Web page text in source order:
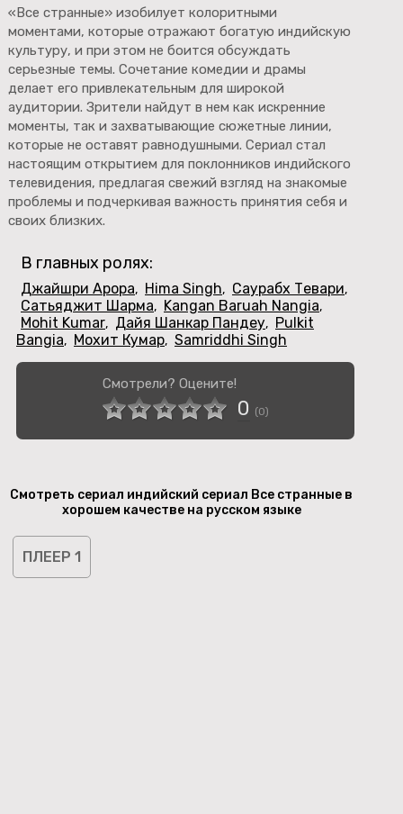
«Все странные» изобилует колоритными
моментами, которые отражают богатую индийскую
культуру, и при этом не боится обсуждать
серьезные темы. Сочетание комедии и драмы
делает его привлекательным для широкой
аудитории. Зрители найдут в нем как искренние
моменты, так и захватывающие сюжетные линии,
которые не оставят равнодушными. Сериал стал
настоящим открытием для поклонников индийского
телевидения, предлагая свежий взгляд на знакомые
проблемы и подчеркивая важность принятия себя и
своих близких.
В главных ролях:
Джайшри Арора, Hima Singh, Саурабх Тевари,
Сатьяджит Шарма, Kangan Baruah Nangia,
Mohit Kumar, Дайя Шанкар Пандеу, Pulkit
Bangia, Мохит Кумар, Samriddhi Singh
Смотрели? Оцените!
0 (0)
Смотреть сериал индийский сериал Все странные в
хорошем качестве на русском языке
ПЛЕЕР 1